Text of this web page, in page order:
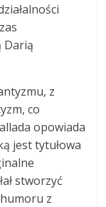
Darią
z
co
opowiada
jest tytułowa
stworzyć
z